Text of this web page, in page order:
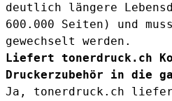
deutlich längere
600.000 Seiten) und
gewechselt werden.
Liefert tonerdruck.ch
Druckerzubehör in die
Ja, tonerdruck.ch